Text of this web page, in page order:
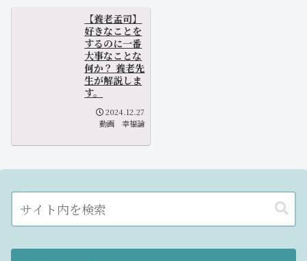
【養老孟司】
好きなことを
するのに一番
大事なことな
何か？ 養老先
生が解説しま
す。
2024.12.27
動画
幸福論